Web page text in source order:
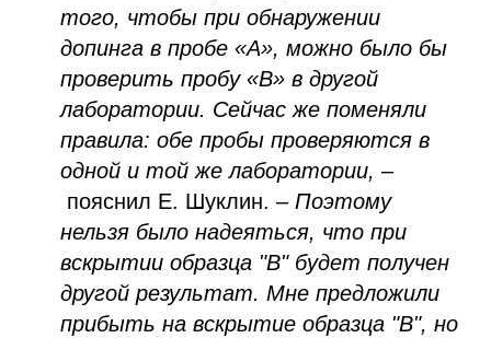
того, чтобы при обнаружении
допинга в пробе «А», можно было бы
проверить пробу «В» в другой
лаборатории. Сейчас же поменяли
правила: обе пробы проверяются в
одной и той же лаборатории, –
пояснил Е. Шуклин. – Поэтому
нельзя было надеяться, что при
вскрытии образца "В" будет получен
другой результат. Мне предложили
прибыть на вскрытие образца "В", но